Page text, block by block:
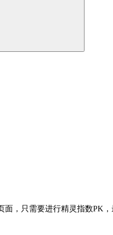
，只需要进行精灵指数PK